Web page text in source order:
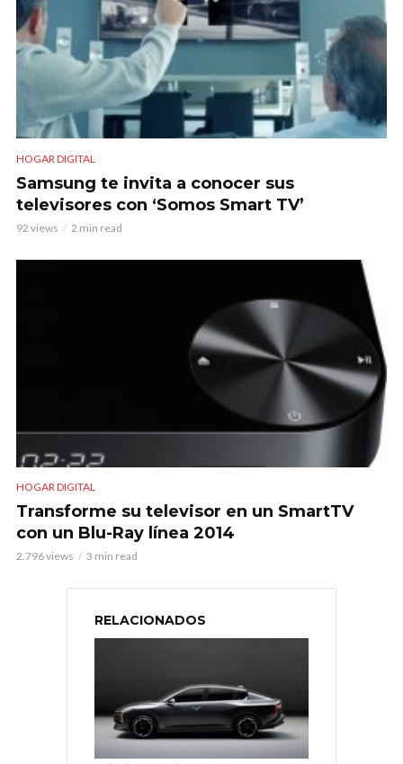
HOGAR DIGITAL
Samsung te invita a conocer sus
televisores con ‘Somos Smart TV’
92 views 2 min read
HOGAR DIGITAL
Transforme su televisor en un SmartTV
con un Blu-Ray línea 2014
2.796 views 3 min read
RELACIONADOS